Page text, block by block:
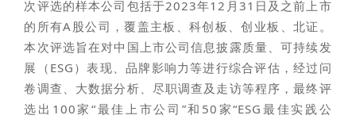
次评选的样本公司包括于2023年12月31日及之前上市
的所有A股公司，覆盖主板、科创板、创业板、北证。
本次评选旨在对中国上市公司信息披露质量、可持续发
展（ESG）表现、品牌影响力等进行综合评估，经过问
卷调查、大数据分析、尽职调查及走访等程序，最终评
选出100家“最佳上市公司”和50家“ESG最佳实践公